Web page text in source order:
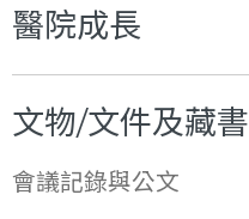
醫院成長
文物/文件及藏書
會議記錄與公文